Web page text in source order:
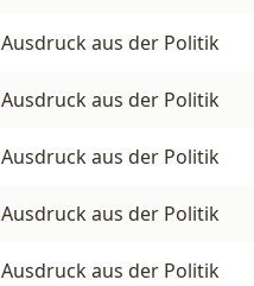
Ausdruck aus der Politik
Ausdruck aus der Politik
Ausdruck aus der Politik
Ausdruck aus der Politik
Ausdruck aus der Politik